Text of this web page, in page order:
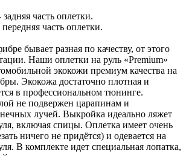
часть оплетки.
часть оплетки.
бывает разная по качеству, от этого
Наши оплетки на руль «Premium»
экокожи премиум качества на
Экокожа достаточно плотная и
в профессиональном тюнинге.
не подвержен царапинам и
лучей. Выкройка идеально ляжет
включая спицы. Оплетка имеет очень
ничего не придётся) и одевается на
В комплекте идет специальная лопатка,